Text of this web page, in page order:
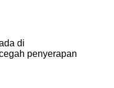
di
penyerapan